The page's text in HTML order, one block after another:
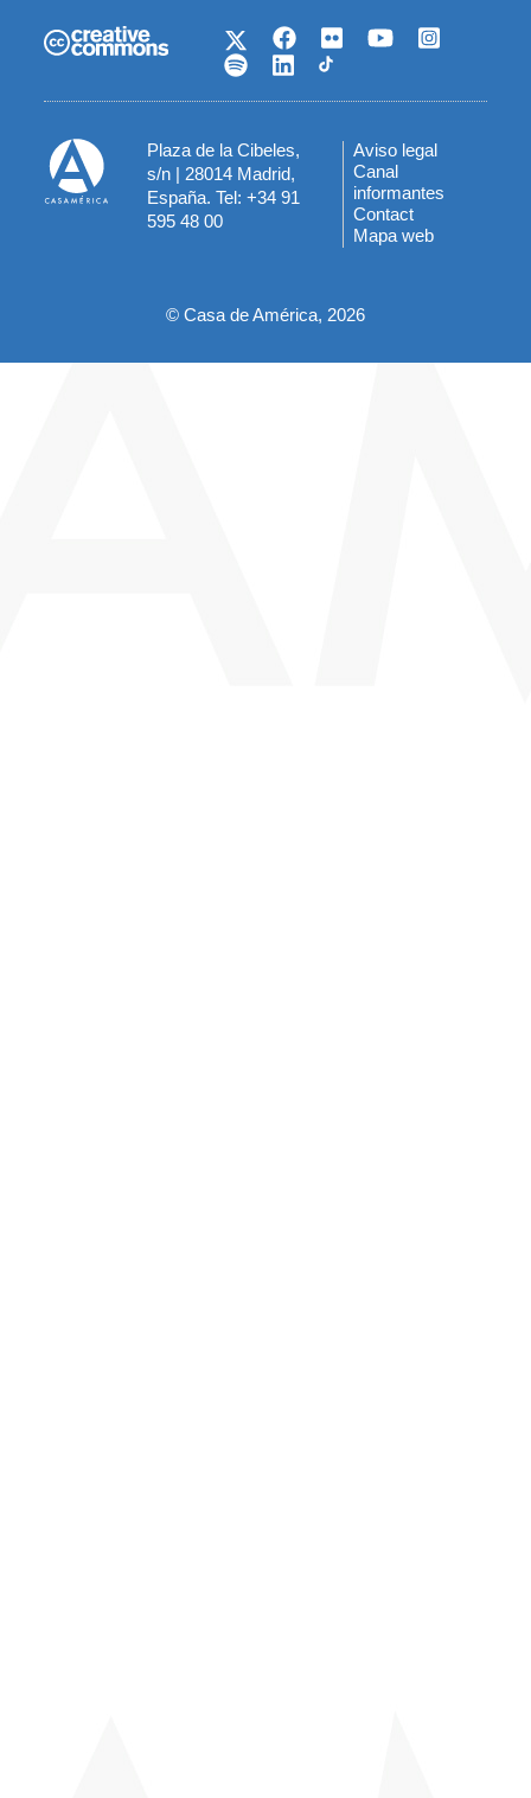
Plaza de la Cibeles,
s/n | 28014 Madrid,
España. Tel: +34 91
595 48 00
Menú
del
pie
Aviso legal
Canal
informantes
Contact
Mapa web
© Casa de América, 2026